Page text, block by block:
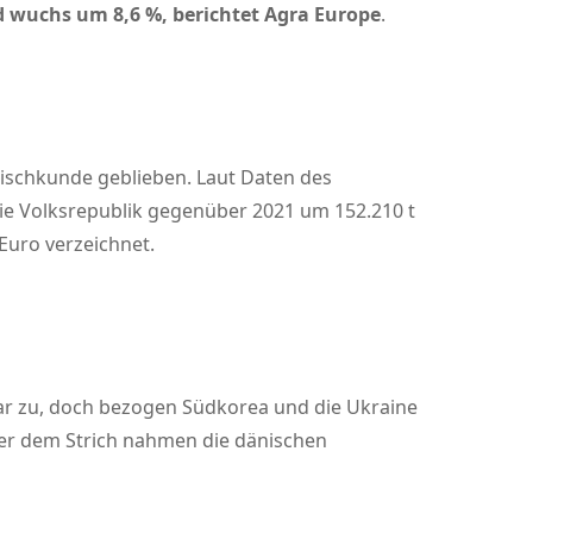
um 8,6 %, berichtet Agra Europe.
geblieben. Laut Daten des
Volksrepublik gegenüber 2021 um 152.210 t
verzeichnet.
zu, doch bezogen Südkorea und die Ukraine
dem Strich nahmen die dänischen